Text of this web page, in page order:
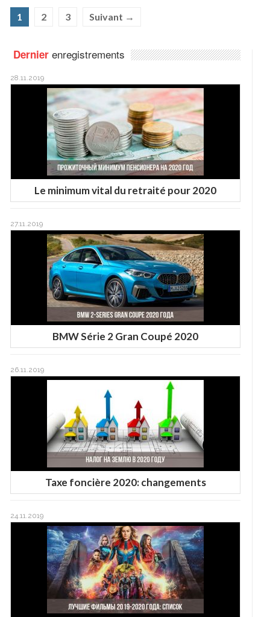
1 2 3 Suivant →
Dernierenregistrements
28.11.2019
Le minimum vital du retraité pour 2020
27.11.2019
BMW Série 2 Gran Coupé 2020
26.11.2019
Taxe foncière 2020: changements
24.11.2019